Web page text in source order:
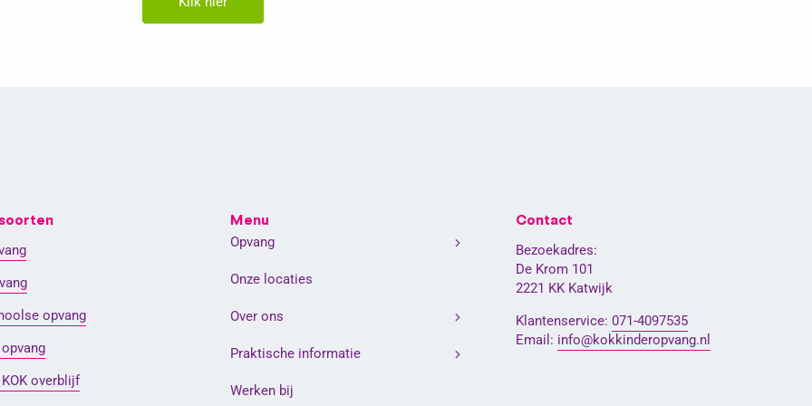
opvang
overblijf
Menu
Opvang
Onze locaties
Over ons
Praktische informatie
Werken bij
Contact
Bezoekadres:
De Krom 101
2221 KK Katwijk
Klantenservice: 071-4097535
Email: info@kokkinderopvang.nl